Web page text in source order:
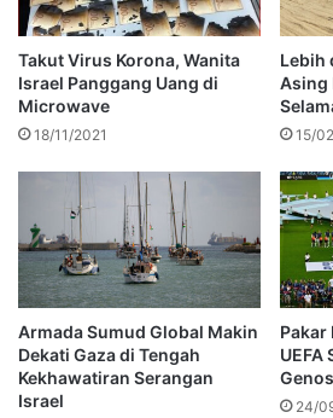
Takut Virus Korona, Wanita
Israel Panggang Uang di
Microwave
18/11/2021
Lebih
Asing
15/
Armada Sumud Global Makin
Dekati Gaza di Tengah
Kekhawatiran Serangan
Israel
Pakar
UEFA
24/